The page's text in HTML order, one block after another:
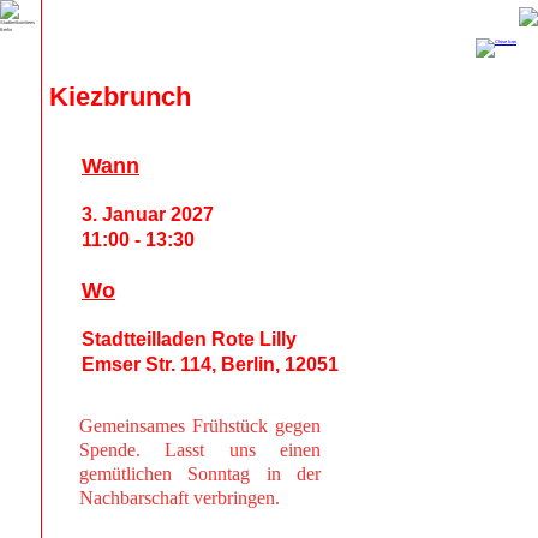
Kiezbrunch
Gemeinsames Frühstück gegen
Spende. Lasst uns einen
gemütlichen Sonntag in der
Nachbarschaft verbringen.
Wann
3. Januar 2027
11:00 - 13:30
Wo
Stadtteilladen Rote Lilly
Emser Str. 114, Berlin, 12051